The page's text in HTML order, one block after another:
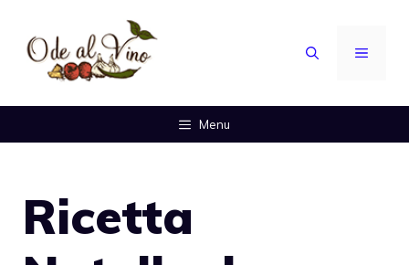
contenuto
MENU
Menu
Ricetta